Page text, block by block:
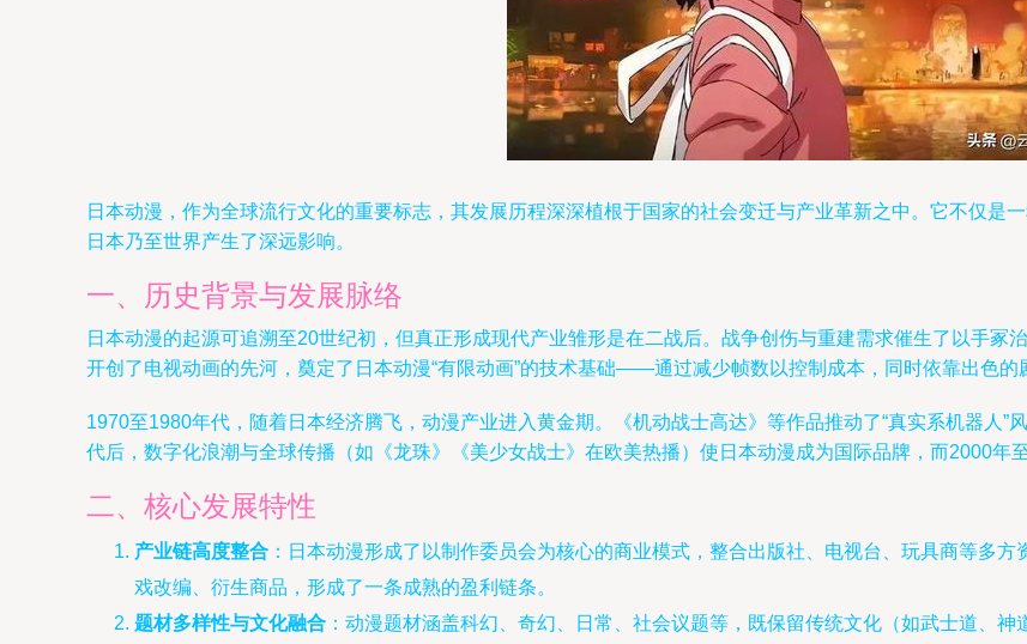
日本动漫，作为全球流行文化的重要标志，其发展历程深深植根于国家的社会变迁与产业革新之中。它不仅是
日本乃至世界产生了深远影响。
一、历史背景与发展脉络
日本动漫的起源可追溯至20世纪初，但真正形成现代产业雏形是在二战后。战争创伤与重建需求催生了以手冢
开创了电视动画的先河，奠定了日本动漫“有限动画”的技术基础——通过减少帧数以控制成本，同时依靠出色的
1970至1980年代，随着日本经济腾飞，动漫产业进入黄金期。《机动战士高达》等作品推动了“真实系机器人
代后，数字化浪潮与全球传播（如《龙珠》《美少女战士》在欧美热播）使日本动漫成为国际品牌，而2000年
二、核心发展特性
产业链高度整合 ：日本动漫形成了以制作委员会为核心的商业模式，整合出版社、电视台、玩具商等多
戏改编、衍生商品，形成了一条成熟的盈利链条。
题材多样性与文化融合 ：动漫题材涵盖科幻、奇幻、日常、社会议题等，既保留传统文化（如武士道、